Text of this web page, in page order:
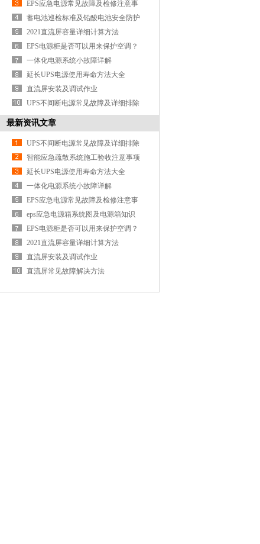
EPS应急电源常见故障及检修注意事
项
蓄电池巡检标准及铅酸电池安全防护
注意事项
2021直流屏容量详细计算方法
EPS电源柜是否可以用来保护空调？
eps电源柜的作
一体化电源系统小故障详解
延长UPS电源使用寿命方法大全
直流屏安装及调试作业
UPS不间断电源常见故障及详细排除
方法
最新资讯文章
UPS不间断电源常见故障及详细排除
方法
智能应急疏散系统施工验收注意事项
延长UPS电源使用寿命方法大全
一体化电源系统小故障详解
EPS应急电源常见故障及检修注意事
项
eps应急电源箱系统图及电源箱知识
EPS电源柜是否可以用来保护空调？
eps电源柜的作
2021直流屏容量详细计算方法
直流屏安装及调试作业
直流屏常见故障解决方法